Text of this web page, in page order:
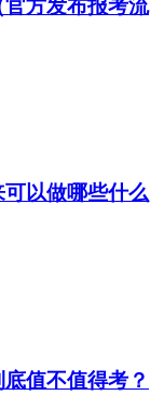
方发布报考流
以做哪些什么
值不值得考？